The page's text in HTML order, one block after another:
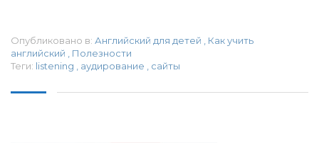
Опубликовано в: Английский для детей
Как учить
английский
Полезности
Теги: listening аудирование сайты